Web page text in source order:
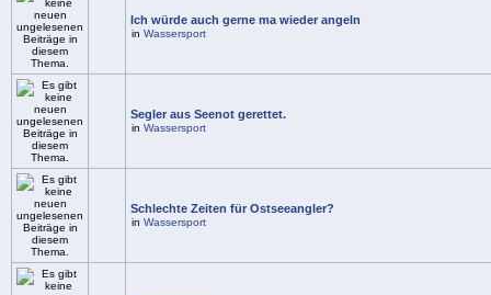
Ich würde auch gerne ma wieder angeln
in Wassersport
Segler aus Seenot gerettet.
in Wassersport
Schlechte Zeiten für Ostseeangler?
in Wassersport